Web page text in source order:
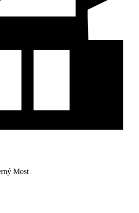
Most